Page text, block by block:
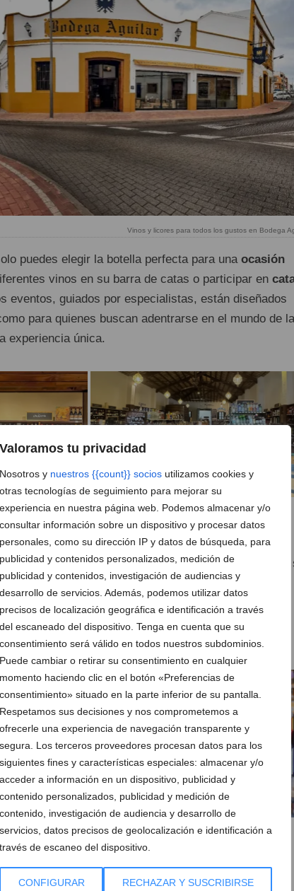
Valoramos tu privacidad
Nosotros y nuestros {{count}} socios utilizamos cookies y
otras tecnologías de seguimiento para mejorar su
experiencia en nuestra página web. Podemos almacenar y/o
consultar información sobre un dispositivo y procesar datos
personales, como su dirección IP y datos de búsqueda, para
publicidad y contenidos personalizados, medición de
publicidad y contenidos, investigación de audiencias y
desarrollo de servicios. Además, podemos utilizar datos
precisos de localización geográfica e identificación a través
del escaneado del dispositivo. Tenga en cuenta que su
consentimiento será válido en todos nuestros subdominios.
Puede cambiar o retirar su consentimiento en cualquier
momento haciendo clic en el botón «Preferencias de
consentimiento» situado en la parte inferior de su pantalla.
Respetamos sus decisiones y nos comprometemos a
ofrecerle una experiencia de navegación transparente y
segura. Los terceros proveedores procesan datos para los
siguientes fines y características especiales: almacenar y/o
acceder a información en un dispositivo, publicidad y
contenido personalizados, publicidad y medición de
contenido, investigación de audiencia y desarrollo de
servicios, datos precisos de geolocalización e identificación a
través de escaneo del dispositivo.
CONFIGURAR RECHAZAR Y SUSCRIBIRSE
Vinos y licores para todos los gustos en Bodega
puedes elegir la botella perfecta para una ocasión
vinos en su barra de catas o participar en
eventos, guiados por especialistas, están diseñados
para quienes buscan adentrarse en el mundo de la
experiencia única.
Salvador Aguilarquien comenzó su andadura en els
generación, evolucionando a lo largo de estos años
la caracteriza.
de 100 años dehistoria, siendo unedificio
Valenciana .
localse refleja en su línea de productos
oliva de primera calidad, mieles y conservas de la